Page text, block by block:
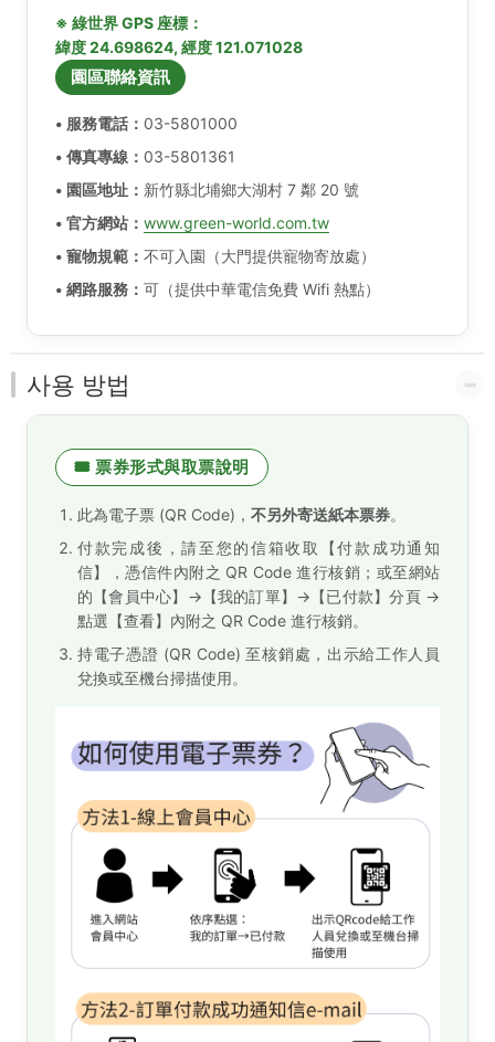
※ 綠世界 GPS 座標：
緯度 24.698624, 經度 121.071028
園區聯絡資訊
• 服務電話： 03-5801000
• 傳真專線： 03-5801361
• 園區地址： 新竹縣北埔鄉大湖村 7 鄰 20 號
• 官方網站： www.green-world.com.tw
• 寵物規範： 不可入園（大門提供寵物寄放處）
• 網路服務： 可（提供中華電信免費 Wifi 熱點）
사용 방법
🎟️ 票券形式與取票說明
此為電子票 (QR Code)， 不另外寄送紙本票券。
付款完成後，請至您的信箱收取【付款成功通知
信】，憑信件內附之 QR Code 進行核銷；或至網站
的【會員中心】→【我的訂單】→【已付款】分頁 →
點選【查看】內附之 QR Code 進行核銷。
持電子憑證 (QR Code) 至核銷處，出示給工作人員
兌換或至機台掃描使用。